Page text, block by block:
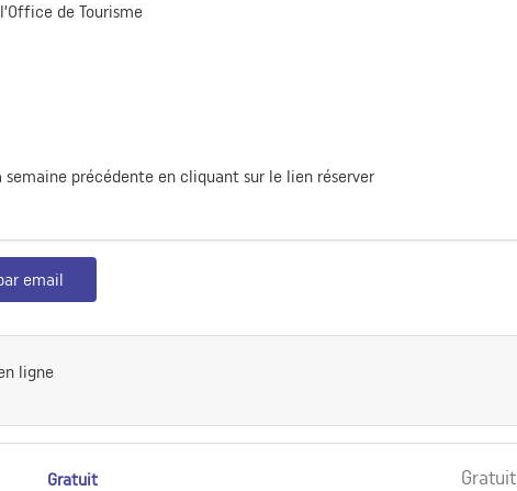
de Tourisme
précédente en cliquant sur le lien réserver
email
ligne
Gratuit Gratuit